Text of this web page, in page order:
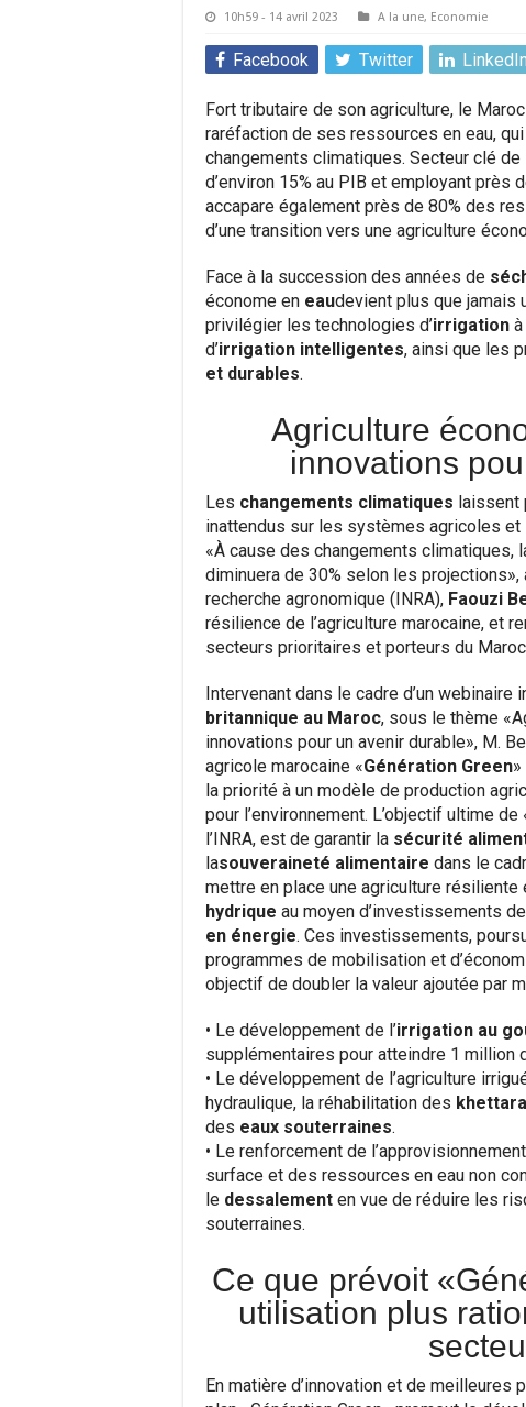
10h59 - 14 avril 2023 A la une, Economie
Facebook Twitter LinkedIn
Fort tributaire de son agriculture, le
raréfaction de ses ressources en eau,
changements climatiques. Secteur clé
d’environ 15% au PIB et employant près
accapare également près de 80% des
d’une transition vers une agriculture
Face à la succession des années de
économe en eaudevient plus que jamais
privilégier les technologies d’irrigation
d’irrigation intelligentes, ainsi que les
et durables.
Agriculture
innovations
Les changements climatiques laissent
inattendus sur les systèmes agricoles
«À cause des changements climatiques,
diminuera de 30% selon les
recherche agronomique (INRA), Faouzi
résilience de l’agriculture marocaine, et
secteurs prioritaires et porteurs du
Intervenant dans le cadre d’un webinaire
britannique au Maroc, sous le thème
innovations pour un avenir durable», M.
agricole marocaine «Génération Green
la priorité à un modèle de production
pour l’environnement. L’objectif ultime
l’INRA, est de garantir la sécurité
lasouveraineté alimentaire dans le
mettre en place une agriculture résiliente
hydrique au moyen d’investissements
en énergie. Ces investissements,
programmes de mobilisation et
objectif de doubler la valeur ajoutée par
• Le développement de l’irrigation au
supplémentaires pour atteindre 1 million
• Le développement de l’agriculture
hydraulique, la réhabilitation des
des eaux souterraines.
• Le renforcement de
surface et des ressources en eau non
le dessalement en vue de réduire les
souterraines.
Ce que prévoit
utilisation plus
En matière d’innovation et de meilleures